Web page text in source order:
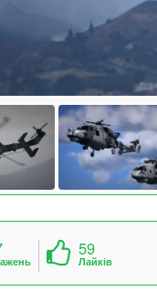
59
Лайків